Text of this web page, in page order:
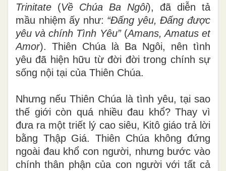
Trinitate (Về Chúa Ba Ngôi), đã diễn tả
mầu nhiệm ấy như: “Đấng yêu, Đấng được
yêu và chính Tình Yêu”(Amans, Amatus et
Amor). Thiên Chúa là Ba Ngôi, nên tình
yêu đã hiện hữu từ đời đời trong chính sự
sống nội tại của Thiên Chúa.
Nhưng nếu Thiên Chúa là tình yêu, tại sao
thế giới còn quá nhiều đau khổ? Thay vì
đưa ra một triết lý cao siêu, Kitô giáo trả lời
bằng Thập Giá. Thiên Chúa không đứng
ngoài đau khổ con người, nhưng bước vào
chính thân phận của con người với tất cả